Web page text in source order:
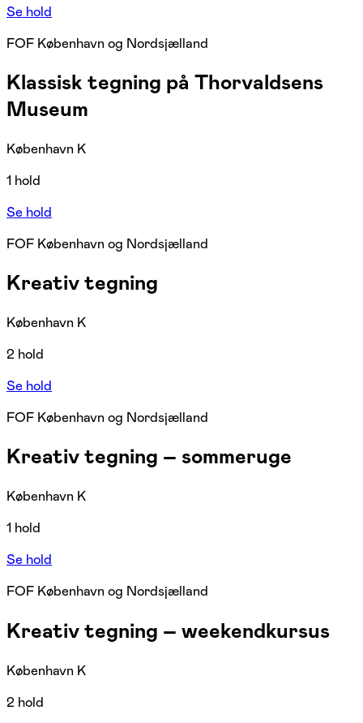
Se hold
FOF København og Nordsjælland
Klassisk tegning på Thorvaldsens
Museum
København K
1 hold
Se hold
FOF København og Nordsjælland
Kreativ tegning
København K
2 hold
Se hold
FOF København og Nordsjælland
Kreativ tegning – sommeruge
København K
1 hold
Se hold
FOF København og Nordsjælland
Kreativ tegning – weekendkursus
København K
2 hold